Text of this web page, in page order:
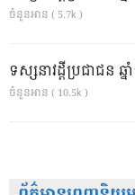
ចំនួនអាន ( 5.7k )
ទស្សនាវដ្ដីប្រជាជន
ចំនួនអាន ( 10.5k )